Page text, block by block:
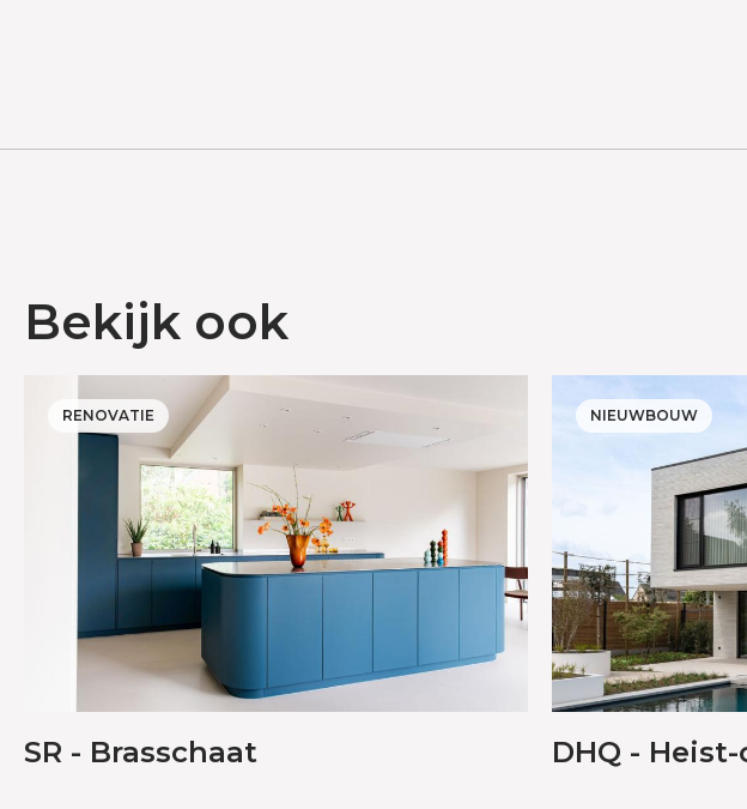
Bekijk ook
RENOVATIE
SR - Brasschaat
NIEUWBOUW
DHQ -